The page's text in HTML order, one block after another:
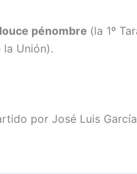
pénombre (la 1º
Unión).
por José Luis